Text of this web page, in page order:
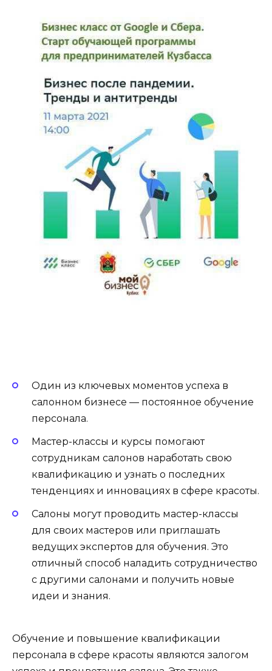
Один из ключевых моментов успеха в
салонном бизнесе — постоянное обучение
персонала.
Мастер-классы и курсы помогают
сотрудникам салонов наработать свою
квалификацию и узнать о последних
тенденциях и инновациях в сфере красоты.
Салоны могут проводить мастер-классы
для своих мастеров или приглашать
ведущих экспертов для обучения. Это
отличный способ наладить сотрудничество
с другими салонами и получить новые
идеи и знания.
Обучение и повышение квалификации
персонала в сфере красоты являются залогом